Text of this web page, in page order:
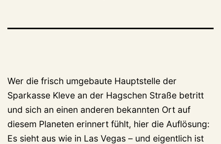
Wer die frisch umgebaute Hauptstelle der
Sparkasse Kleve an der Hagschen Straße betritt
und sich an einen anderen bekannten Ort auf
diesem Planeten erinnert fühlt, hier die Auflösung:
Es sieht aus wie in Las Vegas – und eigentlich ist